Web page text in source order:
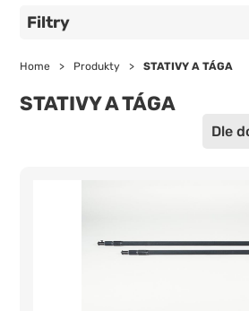
Filtry
Home > Produkty > STATIVY A TÁGA
STATIVY A TÁGA
Dle